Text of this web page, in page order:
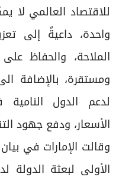
للاقتصاد العالمي لا
واحدة، داعيةً إلى
الملاحة، والحفاظ
ومستقرة، بالإضافة
لدعم الدول
الأسعار، ودفع جهود
وقالت الإمارات في
الأولى لبعثة الدولة